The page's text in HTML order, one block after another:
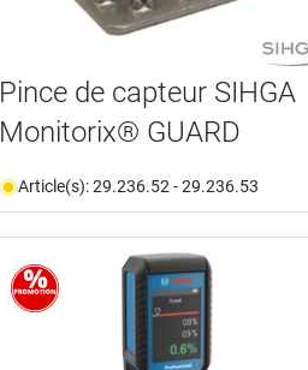
Pince de capteur SIHGA
Monitorix® GUARD
Article(s): 29.236.52 - 29.236.53